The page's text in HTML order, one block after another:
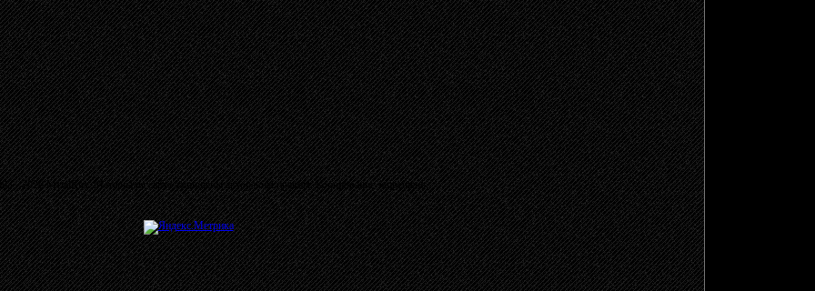
- 2026 MetalRus. Материалы сайта защищены авторским правом. Копирование запрещено.